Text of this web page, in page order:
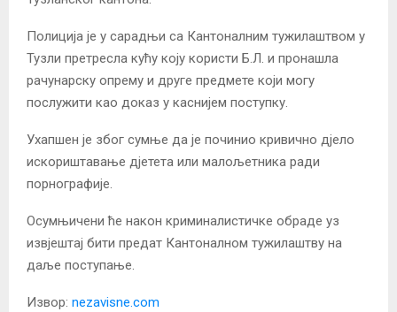
Полиција је у сарадњи са Кантоналним тужилаштвом у
Тузли претресла кућу коју користи Б.Л. и пронашла
рачунарску опрему и друге предмете који могу
послужити као доказ у каснијем поступку.
Ухапшен је због сумње да је починио кривично дјело
искориштавање дјетета или малољетника ради
порнографије.
Осумњичени ће након криминалистичке обраде уз
извјештај бити предат Кантоналном тужилаштву на
даље поступање.
Извор: nezavisne.com